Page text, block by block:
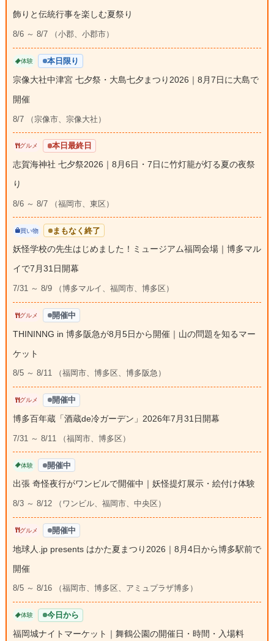
飾りと伝統行事を楽しむ夏祭り
8/6 ～ 8/7 （小郡、小郡市）
体験 本日限り
宗像大社中津宮 七夕祭・大島七夕まつり2026｜8月7日に大島で
開催
8/7 （宗像市、宗像大社）
グルメ 本日最終日
志賀海神社 七夕祭2026｜8月6日・7日に竹灯籠が灯る夏の夜祭
り
8/6 ～ 8/7 （福岡市、東区）
買い物 まもなく終了
妖怪学校の先生はじめました！ミュージアム福岡会場｜博多マル
イで7月31日開幕
7/31 ～ 8/9 （博多マルイ、福岡市、博多区）
グルメ 開催中
THININNG in 博多阪急が8月5日から開催｜山の問題を知るマー
ケット
8/5 ～ 8/11 （福岡市、博多区、博多阪急）
グルメ 開催中
博多百年蔵「酒蔵de冷ガーデン」2026年7月31日開幕
7/31 ～ 8/11 （福岡市、博多区）
体験 開催中
出張 奇怪夜行がワンビルで開催中｜妖怪提灯展示・絵付け体験
8/3 ～ 8/12 （ワンビル、福岡市、中央区）
グルメ 開催中
地球人.jp presents はかた夏まつり2026｜8月4日から博多駅前で
開催
8/5 ～ 8/16 （福岡市、博多区、アミュプラザ博多）
体験 今日から
福岡城ナイトマーケット｜舞鶴公園の開催日・時間・入場料